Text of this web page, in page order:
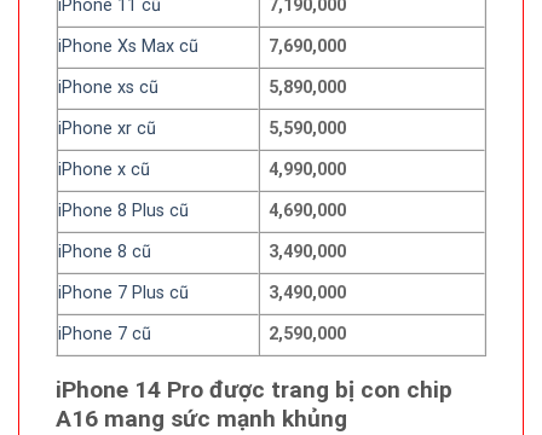
iPhone 11 cũ
7,190,000
iPhone Xs Max cũ
7,690,000
iPhone xs cũ
5,890,000
iPhone xr cũ
5,590,000
iPhone x cũ
4,990,000
iPhone 8 Plus cũ
4,690,000
iPhone 8 cũ
3,490,000
iPhone 7 Plus cũ
3,490,000
iPhone 7 cũ
2,590,000
iPhone 14 Pro được trang bị con chip
A16 mang sức mạnh khủng